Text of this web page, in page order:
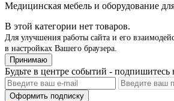
Медицинская мебель и оборудование
В этой категории нет товаров.
Для улучшения работы сайта и его
в настройках Вашего браузера.
Принимаю
Будьте в центре событий -
Оформить подписку